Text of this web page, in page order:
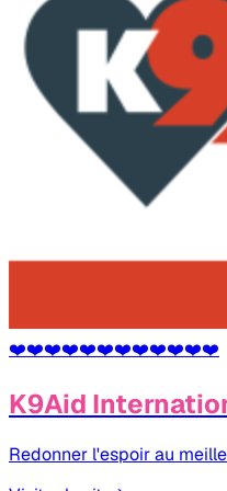
❤️❤️❤️❤️❤️❤️❤️❤️❤️❤️❤️❤️
K9Aid
Redonner l'espoir au